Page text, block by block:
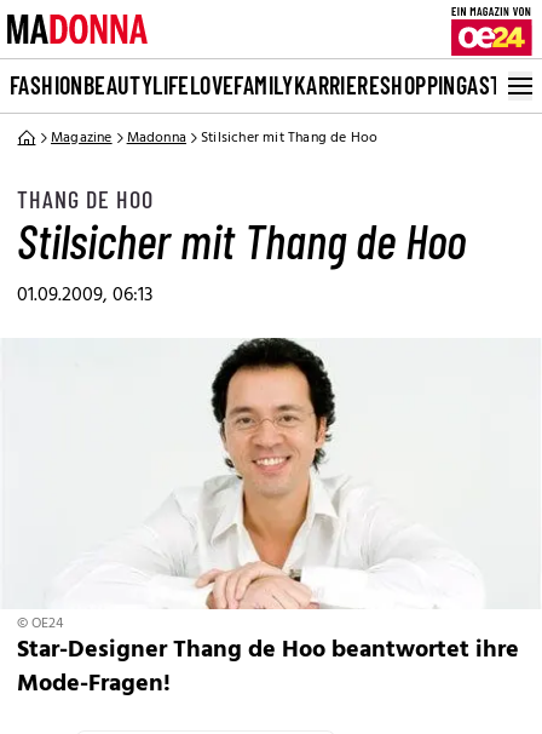
FASHIONBEAUTYLIFELOVEFAMILYKARRIERESHOPPINGASTRO
Magazine Madonna Stilsicher mit Thang de Hoo
THANG DE HOO
Stilsicher mit Thang de Hoo
01.09.2009, 06:13
© OE24
Star-Designer Thang de Hoo beantwortet ihre
Mode-Fragen!